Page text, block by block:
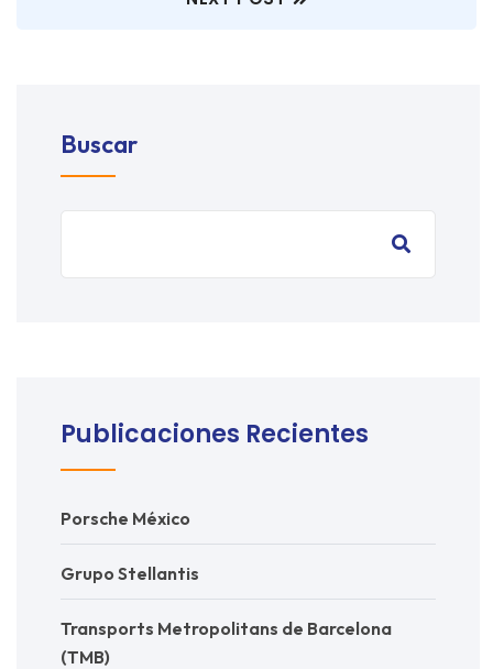
Buscar
Publicaciones Recientes
Porsche México
Grupo Stellantis
Transports Metropolitans de Barcelona
(TMB)